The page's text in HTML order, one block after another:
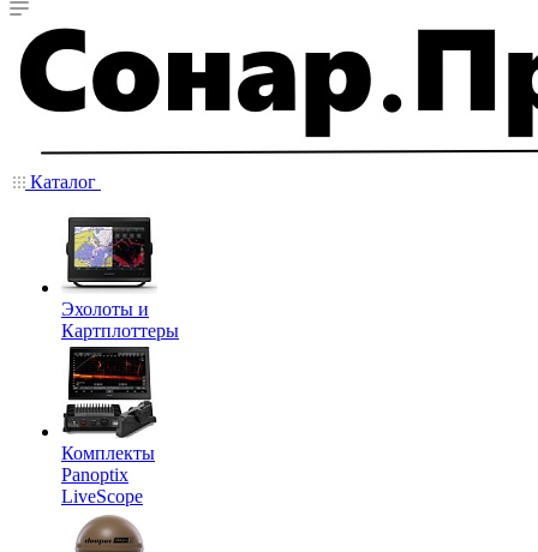
Каталог
Эхолоты и
Картплоттеры
Комплекты
Panoptix
LiveScope